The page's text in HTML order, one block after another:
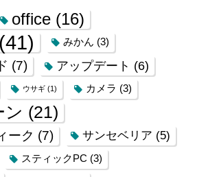
office (16)
(41) みかん (3)
(7) アップデート (6)
ウサギ (1) カメラ (3)
ン (21)
ーク (7) サンセベリア (5)
スティックPC (3)